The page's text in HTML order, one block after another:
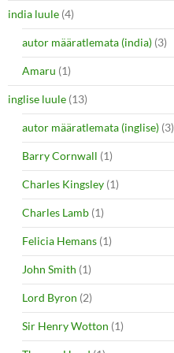
india luule (4)
autor määratlemata (india) (3)
Amaru (1)
inglise luule (13)
autor määratlemata (inglise) (3)
Barry Cornwall (1)
Charles Kingsley (1)
Charles Lamb (1)
Felicia Hemans (1)
John Smith (1)
Lord Byron (2)
Sir Henry Wotton (1)